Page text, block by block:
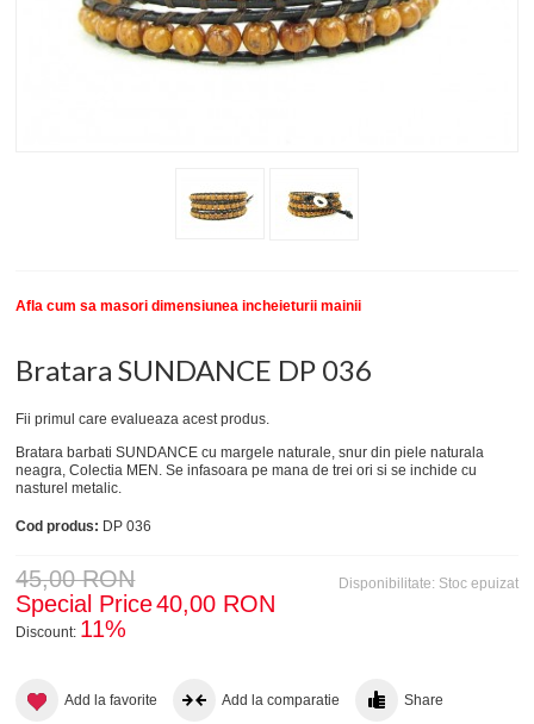
COLECTII BRATARI
Afla cum sa masori dimensiunea incheieturii mainii
Bratara SUNDANCE DP 036
Fii primul care evalueaza acest produs.
Bratara barbati SUNDANCE cu margele naturale, snur din piele naturala
neagra, Colectia MEN. Se infasoara pe mana de trei ori si se inchide cu
nasturel metalic.
Cod produs: DP 036
Disponibilitate: Stoc epuizat
45,00 RON
Special Price40,00 RON
Discount: 11%
Add la favorite Add la comparatie Share